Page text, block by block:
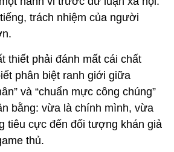
trách nhiệm của người
thiết phải đánh mất cái chất
phân biệt ranh giới giữa
và “chuẩn mực công chúng”
bằng: vừa là chính mình, vừa
tiêu cực đến đối tượng khán giả
thủ.